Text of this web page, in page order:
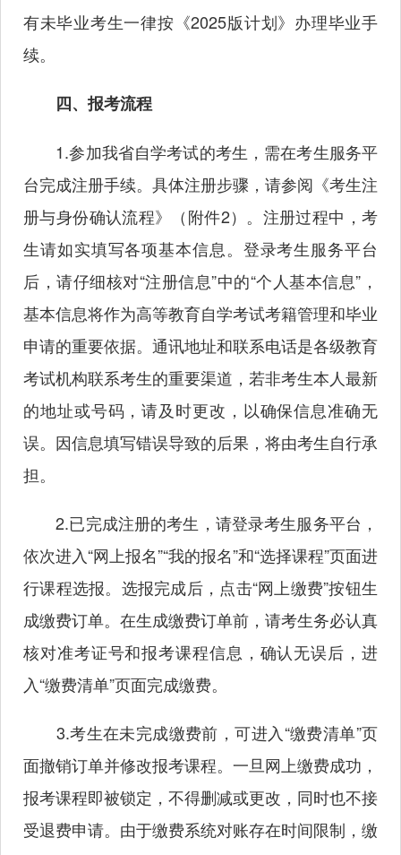
有未毕业考生一律按《2025版计划》办理毕业手
续。
四、报考流程
1.参加我省自学考试的考生，需在考生服务平
台完成注册手续。具体注册步骤，请参阅《考生注
册与身份确认流程》（附件2）。注册过程中，考
生请如实填写各项基本信息。登录考生服务平台
后，请仔细核对“注册信息”中的“个人基本信息”，
基本信息将作为高等教育自学考试考籍管理和毕业
申请的重要依据。通讯地址和联系电话是各级教育
考试机构联系考生的重要渠道，若非考生本人最新
的地址或号码，请及时更改，以确保信息准确无
误。因信息填写错误导致的后果，将由考生自行承
担。
2.已完成注册的考生，请登录考生服务平台，
依次进入“网上报名”“我的报名”和“选择课程”页面进
行课程选报。选报完成后，点击“网上缴费”按钮生
成缴费订单。在生成缴费订单前，请考生务必认真
核对准考证号和报考课程信息，确认无误后，进
入“缴费清单”页面完成缴费。
3.考生在未完成缴费前，可进入“缴费清单”页
面撤销订单并修改报考课程。一旦网上缴费成功，
报考课程即被锁定，不得删减或更改，同时也不接
受退费申请。由于缴费系统对账存在时间限制，缴